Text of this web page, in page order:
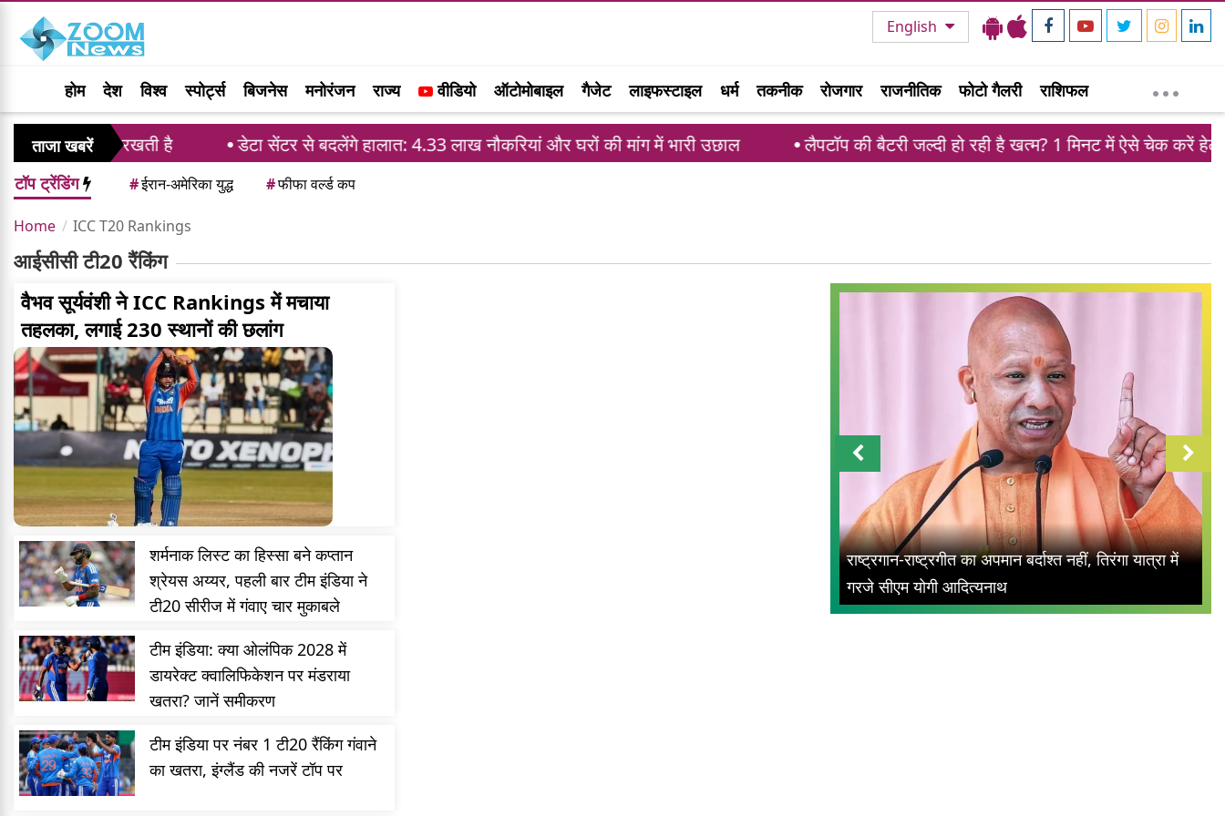
English
होम देश विश्व स्पोर्ट्स बिजनेस मनोरंजन राज्य वीडियो ऑटोमोबाइल गैजेट लाइफस्टाइल धर्म तकनीक रोजगार राजनीतिक फोटो गैलरी राशिफल
ताजा खबरेंमायने रखती है डेटा सेंटर से बदलेंगे हालात: 4.33 लाख नौकरियां और घरों की मांग में भारी उछाल लैपटॉप की बैटरी जल्दी हो रही है खत्म? 1 मिनट में ऐसे चेक करें हेल्थ
टॉप ट्रेंडिंग #ईरान-अमेरिका युद्ध #फीफा वर्ल्ड कप
Home ICC T20 Rankings
आईसीसी टी20 रैंकिंग
वैभव सूर्यवंशी ने ICC Rankings में मचाया
तहलका, लगाई 230 स्थानों की छलांग
शर्मनाक लिस्ट का हिस्सा बने कप्तान
श्रेयस अय्यर, पहली बार टीम इंडिया ने
टी20 सीरीज में गंवाए चार मुकाबले
टीम इंडिया: क्या ओलंपिक 2028 में
डायरेक्ट क्वालिफिकेशन पर मंडराया
खतरा? जानें समीकरण
टीम इंडिया पर नंबर 1 टी20 रैंकिंग गंवाने
का खतरा, इंग्लैंड की नजरें टॉप पर
राष्ट्रगान-राष्ट्रगीत का अपमान बर्दाश्त नहीं, तिरंगा यात्रा में
गरजे सीएम योगी आदित्यनाथ